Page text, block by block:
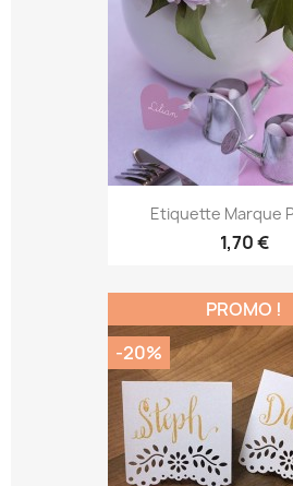
Etiquette Marque
1,70 €
PROMO !
-20%